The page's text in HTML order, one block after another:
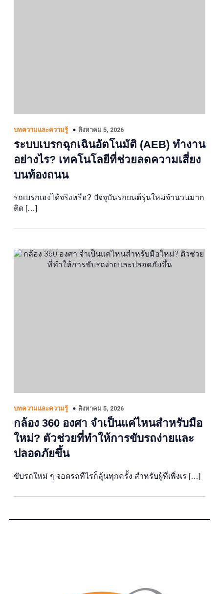
บทความและความรู้ สิงหาคม 5, 2026
ระบบเบรกฉุกเฉินอัตโนมัติ (AEB) ทำงาน
อย่างไร? เทคโนโลยีที่ช่วยลดความเสี่ยง
บนท้องถนน
รถเบรกเองได้จริงหรือ? ปัจจุบันรถยนต์รุ่นใหม่จำนวนมาก
ติด […]
บทความและความรู้ สิงหาคม 5, 2026
กล้อง 360 องศา จำเป็นแค่ไหนสำหรับมือ
ใหม่? ตัวช่วยที่ทำให้การขับรถง่ายและ
ปลอดภัยขึ้น
ขับรถใหม่ ๆ จอดรถทีไรก็ลุ้นทุกครั้ง สำหรับผู้ที่เพิ่งเร […]